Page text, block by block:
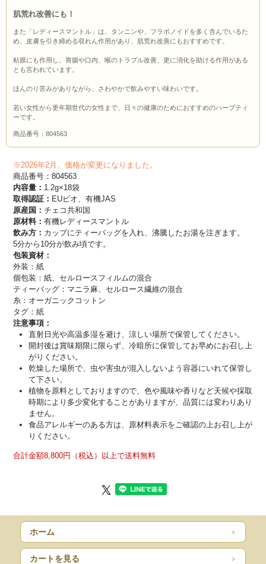
肌荒れ改善にも！
また「レディースマントル」は、タンニンや、フラボノイドを多く含んでいるた
め、皮膚を引き締める収れん作用があり、肌荒れ改善にもおすすめです。
粘膜にも作用し、胃腸や口内、喉のトラブル改善、更に消化を助ける作用がある
とも言われています。
ほんのり苦みがありながら、さわやかで飲みやすい味わいです。
若い女性から更年期世代の女性まで、日々の健康のためにおすすめのハーブティ
ーです。
商品番号：804563
※2026年2月、価格が変更になりました。
商品番号：804563
内容量： 1.2g×18袋
取得認証： EUビオ、有機JAS
原産国：チェコ共和国
原材料：有機レディースマントル
飲み方： カップにティーバッグを入れ、沸騰したお湯を注ぎます。
5分から10分が飲み頃です。
包装資材：
外装：紙
個包装：紙、セルロースフィルムの混合
ティーバッグ：マニラ麻、セルロース繊維の混合
糸：オーガニックコットン
タグ：紙
注意事項：
直射日光や高温多湿を避け、涼しい場所で保管してください。
開封後は賞味期限に限らず、冷暗所に保管してお早めにお召し上
がりください。
乾燥した場所で、虫や害虫が混入しないよう容器にいれて保管し
て下さい。
植物を原料としておりますので、色や風味や香りなど天候や採取
時期により多少変化することがありますが、品質には変わりあり
ません。
食品アレルギーのある方は、原材料表示をご確認の上お召し上が
りください。
合計金額8,800円（税込）以上で送料無料
ホーム
カートを見る